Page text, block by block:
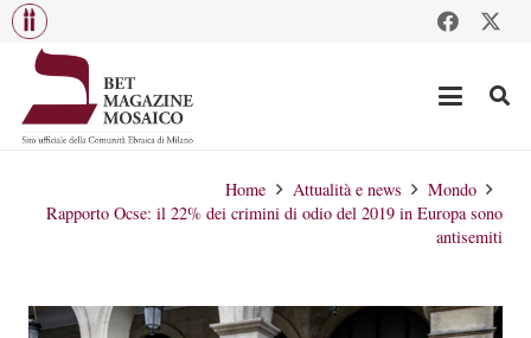
Home Attualità e news
Mondo
Rapporto Ocse: il 22% dei crimini di odio del 2019 in Europa sono
antisemiti